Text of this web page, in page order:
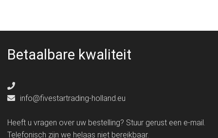
Betaalbare kwaliteit
info@fivestartrading-holland.eu
Heeft u vragen over uw bestelling? Stuur gerust een e-mail.
Telefonisch zijn we helaas niet bereikbaar.